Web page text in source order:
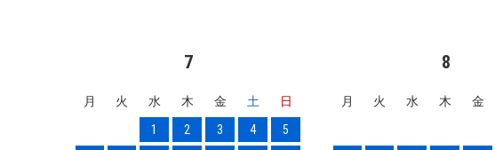
7
月 火 水 木 金 土
日
1
2 3 4
5
8
月 火 水 木 金